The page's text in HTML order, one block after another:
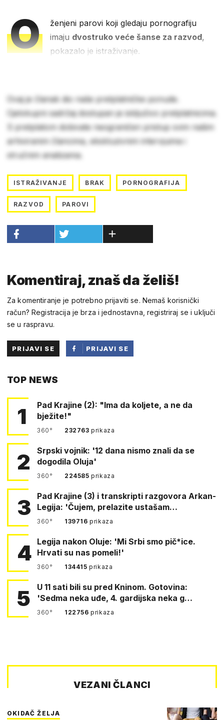
O
ženjeni parovi koji gledaju pornografiju
imaju dvostruko veće šanse za razvod,
pokazalo je istraživanje.
Ovaj je članak dio naše pretplatničke ponude.
Cjelokupni sadržaj dostupan je isključivo pretplatnicima.
S pretplatom dobivate neograničen pristup svim našim
arhiviranim člancima, ekskluzivnim intervjuima i
stručnim analizama.
ISTRAŽIVANJE BRAK PORNOGRAFIJA
RAZVOD PAROVI
Komentiraj, znaš da želiš!
Za komentiranje je potrebno prijaviti se. Nemaš korisnički
račun? Registracija je brza i jednostavna, registriraj se i uključi
se u raspravu.
PRIJAVI SE
PRIJAVI SE
TOP NEWS
1
Pad Krajine (2): "Ima da koljete, a ne da
bježite!"
360° 232763prikaza
2
Srpski vojnik: '12 dana nismo znali da se
dogodila Oluja'
360° 224585prikaza
3
Pad Krajine (3) i transkripti razgovora Arkan-
Legija: 'Čujem, prelazite ustašam…
360° 139716prikaza
4 Legija nakon Oluje: 'Mi Srbi smo pič*ice.
Hrvati su nas pomeli!'
360° 134415prikaza
5
U 11 sati bili su pred Kninom. Gotovina:
'Sedma neka uđe, 4. gardijska neka g…
360° 122756prikaza
VEZANI ČLANCI
OKIDAČ ŽELJA